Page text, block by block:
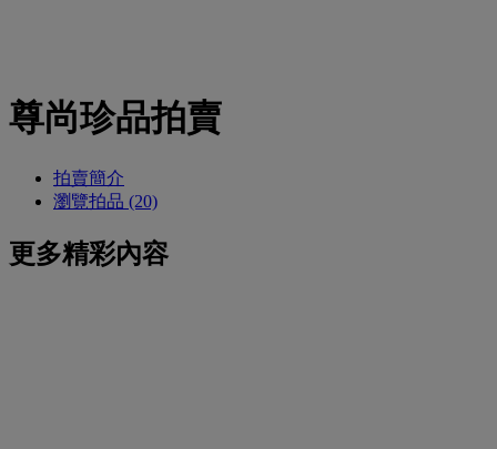
尊尚珍品拍賣
拍賣簡介
瀏覽拍品 (20)
更多精彩內容